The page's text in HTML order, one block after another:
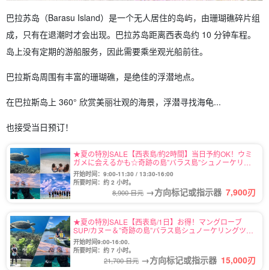
巴拉苏岛（Barasu Island）是一个无人居住的岛屿，由珊瑚礁碎片组
成，只有在退潮时才会出现。巴拉苏岛距离西表岛约 10 分钟车程。
岛上没有定期的游船服务，因此需要乘坐观光船前往。
巴拉斯岛周围有丰富的珊瑚礁，是绝佳的浮潜地点。
在巴拉斯岛上 360° 欣赏美丽壮观的海景，浮潜寻找海龟...
也接受当日预订！
★夏の特別SALE【西表島/約2時間】当日予約OK！ウミ
ガメに会えるかも☆奇跡の島”バラス島”シュノーケリン
グツアー★写真無料＆送迎付き（No.122）
开始时间：9:00-11:30 / 13:30-16:00
所要时间：约 2 小时。
8,900 日元 →方向标记或指示器 7,900刃
★夏の特別SALE【西表島/1日】お得！マングローブ
SUP/カヌー＆”奇跡の島”バラス島シュノーケリングツア
ー★写真無料＆送迎付き（No.92）
开始时间9:00-16:00.
所要时间：约 7 小时。
21,700 日元 →方向标记或指示器 15,000刃